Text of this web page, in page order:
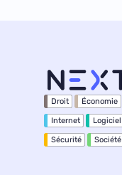
Droit Économie
Internet Logiciel
Sécurité Société